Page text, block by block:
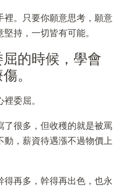
裡。只要你願意思考，願意
持，一切皆有可能。
的時候，學會
。
委屈。
很多，但收穫的就是被罵
動，薪資待遇漲不過物價上
再多，幹得再出色，也永